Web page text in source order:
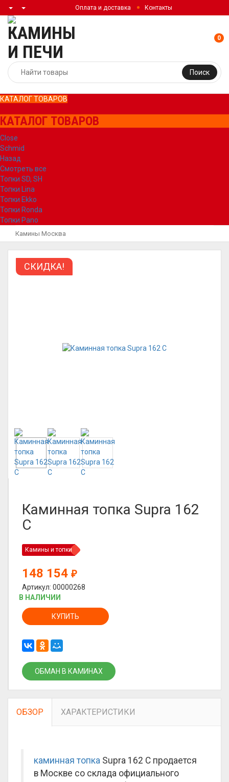
Оплата и доставка Контакты
Поиск
0
КАТАЛОГ ТОВАРОВ
КАТАЛОГ ТОВАРОВ
Close
Schmid
Назад
Смотреть все
Топки SD, SH
Топки Lina
Топки Ekko
Топки Ronda
Топки Pano
Камины Москва
СКИДКА!
Каминная топка Supra 162
C
Камины и топки
148 154 ₽
Артикул: 00000268
В НАЛИЧИИ
КУПИТЬ
ОБМАН В КАМИНАХ
ОБЗОР ХАРАКТЕРИСТИКИ
каминная топка Supra 162 C продается
в Москве со склада официального